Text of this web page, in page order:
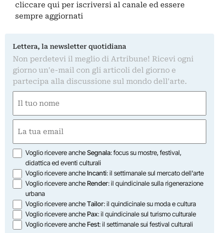
cliccare qui per iscriversi al canale ed essere
sempre aggiornati
Lettera, la newsletter quotidiana
Non perdetevi il meglio di Artribune! Ricevi ogni
giorno un'e-mail con gli articoli del giorno e
partecipa alla discussione sul mondo dell'arte.
(Required)
First
(Required)
Opzioni
Voglio ricevere ancheSegnala: focus su mostre, festival,
didattica ed eventi culturali
Voglio ricevere ancheIncanti: il settimanale sul mercato dell'arte
Voglio ricevere ancheRender: il quindicinale sulla rigenerazione
urbana
Voglio ricevere ancheTailor: il quindicinale su moda e cultura
Voglio ricevere anchePax: il quindicinale sul turismo culturale
Voglio ricevere ancheFest: il settimanale sui festival culturali